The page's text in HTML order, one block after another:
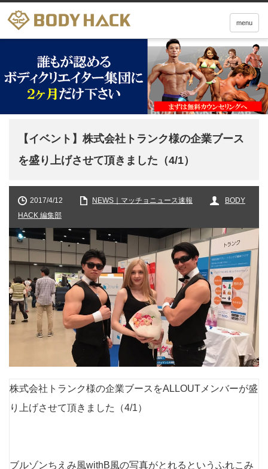
menu
【イベント】株式会社トランク様の企業ブース
を盛り上げさせて頂きました（4/1）
2017/4/12 NEWS｜マッチョニュース速報
BODY
HACK 編集部
株式会社トランク様の企業ブースをALLOUTメンバーが盛
り上げさせて頂きました（4/1）
ブルゾンちえみ風withB風の写真がとれるというふれこみ